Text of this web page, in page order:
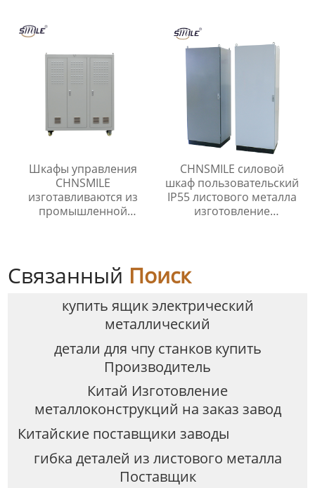
алюминиевый корпус
защитой IP65
углеродистой стали
Шкафы управления
CHNSMILE
изготавливаются из
промышленной
CHNSMILE силовой
шкаф пользовательский
IP55 листового металла
изготовление
Связанный Поиск
купить ящик электрический
металлический
детали для чпу станков купить
Производитель
Китай Изготовление
металлоконструкций на заказ завод
Китайские поставщики заводы
гибка деталей из листового металла
Поставщик